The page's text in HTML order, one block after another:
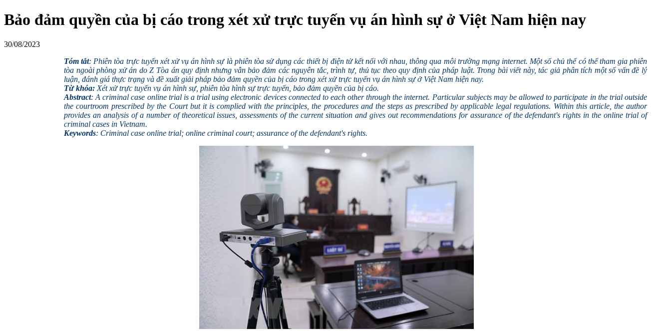
Bảo đảm quyền của bị cáo trong xét xử trực tuyến vụ án hình sự ở Việt Nam hiện nay
30/08/2023
Tóm tắt: Phiên tòa trực tuyến xét xử vụ án hình sự là phiên tòa sử dụng các thiết bị điện tử kết nối với nhau, thông qua môi trường mạng internet. Một số chủ thể có thể tham gia phiên
tòa ngoài phòng xử án do Z Tòa án quy định nhưng vẫn bảo đảm các nguyên tắc, trình tự, thủ tục theo quy định của pháp luật. Trong bài viết này, tác giả phân tích một số vấn đề lý
luận, đánh giá thực trạng và đề xuất giải pháp bảo đảm quyền của bị cáo trong xét xử trực tuyến vụ án hình sự ở Việt Nam hiện nay.
Từ khóa: Xét xử trực tuyến vụ án hình sự, phiên tòa hình sự trực tuyến, bảo đảm quyền của bị cáo.
Abstract: A criminal case online trial is a trial using electronic devices connected to each other through the internet. Particular subjects may be allowed to participate in the trial outside
the courtroom prescribed by the Court but it is complied with the principles, the procedures and the steps as prescribed by applicable legal regulations. Within this article, the author
provides an analysis of a number of theoretical issues, assessments of the current situation and gives out recommendations for assurance of the defendant's rights in the online trial of
criminal cases in Vietnam.
Keywords: Criminal case online trial; online criminal court; assurance of the defendant's rights.